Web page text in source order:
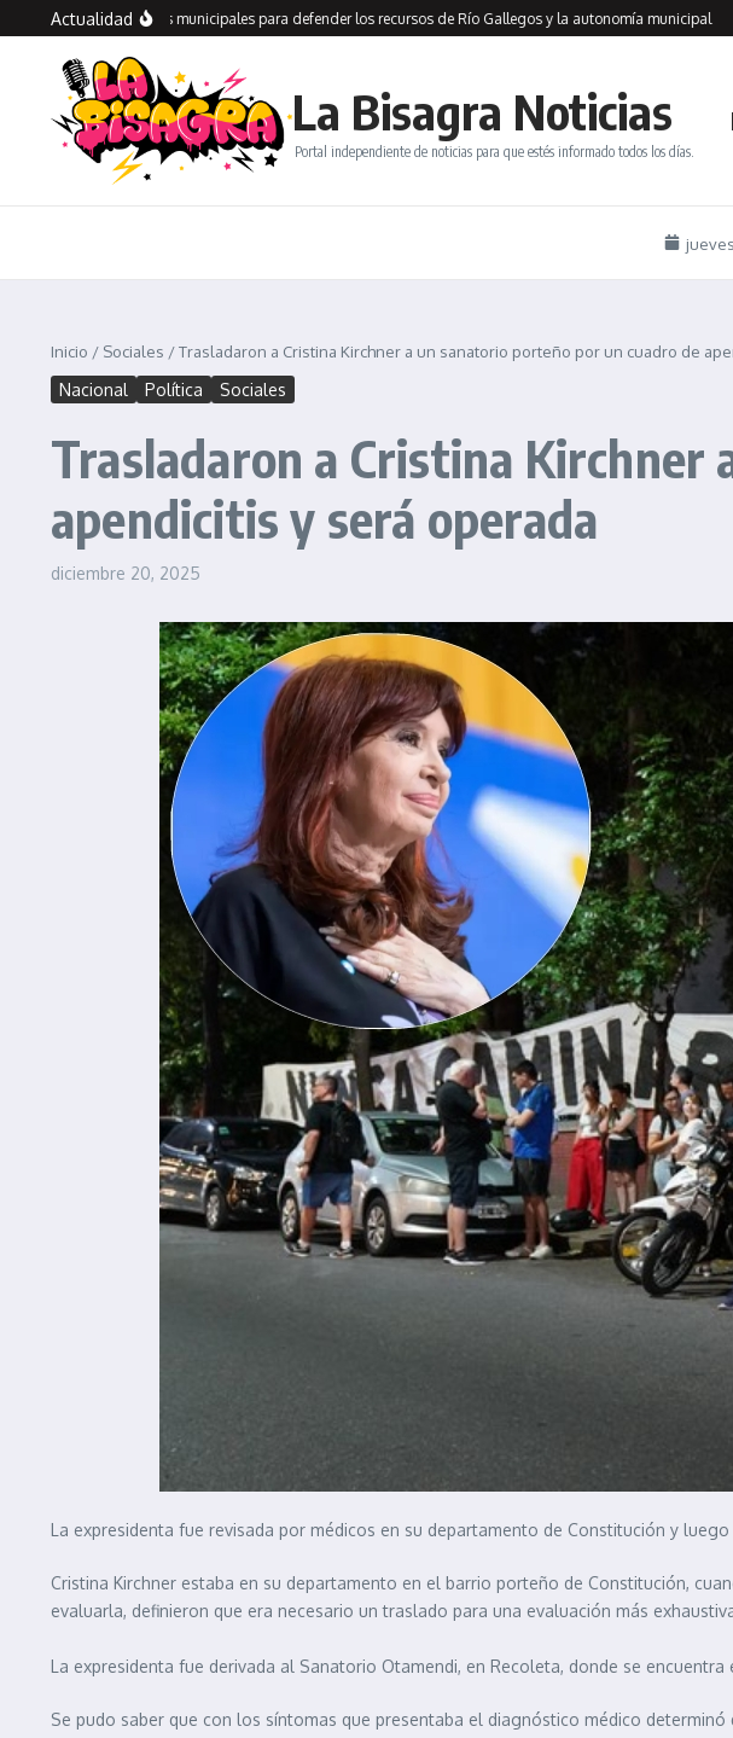
Saltar al contenido
Actualidad
dependencias municipales para defender los recursos de Río Gallegos y la autonomía municipal
La Bisagra Noticias
Portal independiente de noticias para que estés informado todos los días.
Inicio / Sociales /Trasladaron a Cristina Kirchner a un sanatorio porteño por un cuadro de
Nacional Política Sociales
Trasladaron a Cristina
apendicitis y será operada
diciembre 20, 2025
La expresidenta fue revisada por médicos en su departamento de Constitución y
Cristina Kirchner estaba en su departamento en el barrio porteño de Constitución,
evaluarla, definieron que era necesario un traslado para una evaluación más
La expresidenta fue derivada al Sanatorio Otamendi, en Recoleta, donde se encuentra
Se pudo saber que con los síntomas que presentaba el diagnóstico médico